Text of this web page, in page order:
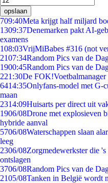
opslaan
709:40Meta krijgt half miljard
1309:37Denemarken pakt AI-
examens
108:03VrijMiBabes #316 (not
2107:34Random Pics van de
1900:45Random Pics van de
221:30De FOK!Voetbalmanager
6414:35Onlyfans-model met G-
maan
2314:09Huisarts per direct uit
1906/08Drone met explosieven
hybride aanval
5706/08Waterschappen slaan
leeg
2306/08Zorgmedewerkster die
ontslagen
3706/08Random Pics van de
2105/08Tanken in België wordt